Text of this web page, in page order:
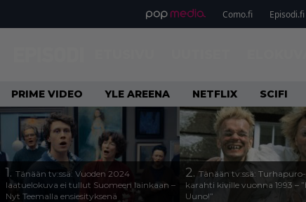
Como.fi Episodi.fi
PRIME VIDEO YLE AREENA NETFLIX SCIFI
1. Tänään tv:ssä: Vuoden 2024
laatuelokuva ei tullut Suomeen lainkaan –
Nyt Teemalla ensiesityksenä
2. Tänään tv:ssä:
karahti kiville vuonna 1993 –
Uuno!”